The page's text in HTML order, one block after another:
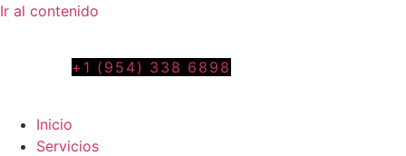
Ir al contenido
+1 (954) 338 6898
Inicio
Servicios